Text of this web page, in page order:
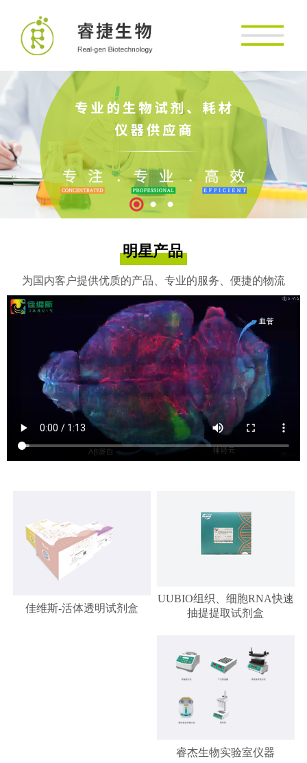
明星产品
为国内客户提供优质的产品、专业的服务、便捷的物流
佳维斯-活体透明试剂盒
UUBIO组织、细胞RNA快速
抽提提取试剂盒
睿杰生物实验室仪器